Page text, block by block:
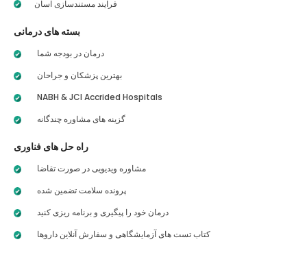
فرآیند مستندسازی آسان
بسته های درمانی
درمان در بودجه شما
بهترین پزشکان و جراحان
NABH & JCI Accrided Hospitals
گزینه های مشاوره چندگانه
راه حل های فناوری
مشاوره ویدیویی در صورت تقاضا
پرونده سلامت تضمین شده
درمان خود را پیگیری و برنامه ریزی کنید
کتاب تست های آزمایشگاهی و سفارش آنلاین داروها